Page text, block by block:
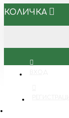
КОЛИЧКА